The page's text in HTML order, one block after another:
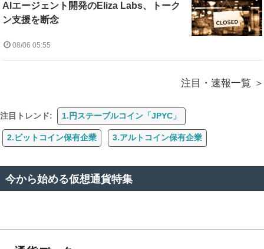
AIエージェント開発のEliza Labs、トーク
ン支援を断念
08/06 05:55
注目・速報一覧
注目トレンド: 1.円ステーブルコイン「JPYC」
2.ビットコイン保有企業 3.アルトコイン保有企業
今から始める仮想通貨特集